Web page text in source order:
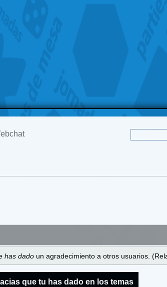
has dado un agradecimiento a otros usuarios.
que tu has dado en los temas